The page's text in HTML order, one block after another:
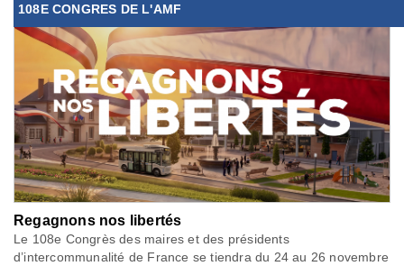
108E CONGRES DE L'AMF
Regagnons nos libertés
Le 108e Congrès des maires et des présidents
d’intercommunalité de France se tiendra du 24 au 26 novembre